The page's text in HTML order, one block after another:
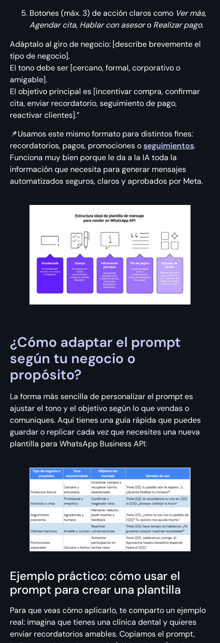
Botones (máx. 3) de acción claros como Ver más,
Agendar cita, Hablar con asesoro Realizar pago.
Adáptalo al giro de negocio: [describe brevemente el
tipo de negocio].
El tono debe ser [cercano, formal, corporativo o
amigable].
El objetivo principal es [incentivar compra, confirmar
cita, enviar recordatorio, seguimiento de pago,
reactivar clientes].”
📌Usamos este mismo formato para distintos fines:
recordatorios, pagos, promociones oseguimientos.
Funciona muy bien porque le da a la IA toda la
información que necesita para generar mensajes
automatizados seguros, claros y aprobados por Meta.
¿Cómo adaptar el prompt
según tu negocio o
propósito?
La forma más sencilla de personalizar el prompt es
ajustar el tono y el objetivo según lo que vendas o
comuniques. Aquí tienes una guía rápida que puedes
guardar o replicar cada vez que necesites una nueva
plantilla para WhatsApp Business API:
Ejemplo práctico: cómo usar el
prompt para crear una plantilla
Para que veas cómo aplicarlo, te comparto un ejemplo
real: imagina que tienes una clínica dental y quieres
enviar recordatorios amables. Copiamos el prompt,